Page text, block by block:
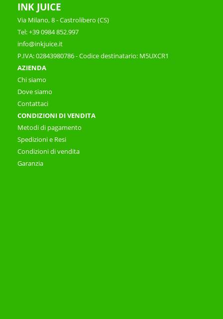
INK JUICE
Via Milano, 8 - Castrolibero (CS)
Tel: +39 0984 852.997
info@inkjuice.it
P.IVA: 02843980786 - Codice destinatario: M5UXCR1
AZIENDA
Chi siamo
Dove siamo
Contattaci
CONDIZIONI DI VENDITA
Metodi di pagamento
Spedizioni e Resi
Condizioni di vendita
Garanzia